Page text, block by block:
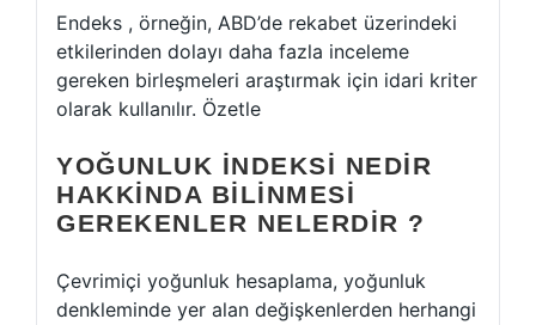
Endeks , örneğin, ABD’de rekabet üzerindeki
etkilerinden dolayı daha fazla inceleme
gereken birleşmeleri araştırmak için idari kriter
olarak kullanılır. Özetle
YOĞUNLUK INDEKSI NEDIR
HAKKINDA BILINMESI
GEREKENLER NELERDIR ?
Çevrimiçi yoğunluk hesaplama, yoğunluk
denkleminde yer alan değişkenlerden herhangi